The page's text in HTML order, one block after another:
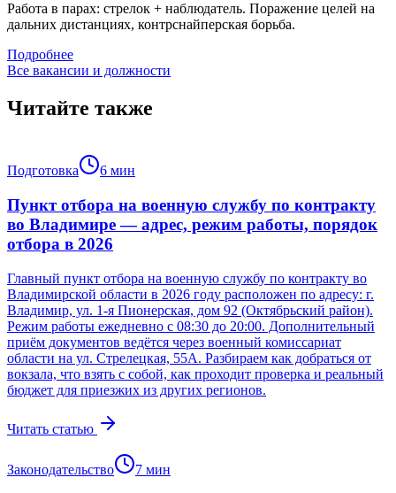
Работа в парах: стрелок + наблюдатель. Поражение целей на
дальних дистанциях, контрснайперская борьба.
Подробнее
Все вакансии и должности
Читайте также
Подготовка 6 мин
Пункт отбора на военную службу по контракту
во Владимире — адрес, режим работы, порядок
отбора в 2026
Главный пункт отбора на военную службу по контракту во
Владимирской области в 2026 году расположен по адресу: г.
Владимир, ул. 1-я Пионерская, дом 92 (Октябрьский район).
Режим работы ежедневно с 08:30 до 20:00. Дополнительный
приём документов ведётся через военный комиссариат
области на ул. Стрелецкая, 55А. Разбираем как добраться от
вокзала, что взять с собой, как проходит проверка и реальный
бюджет для приезжих из других регионов.
Читать статью
Законодательство 7 мин